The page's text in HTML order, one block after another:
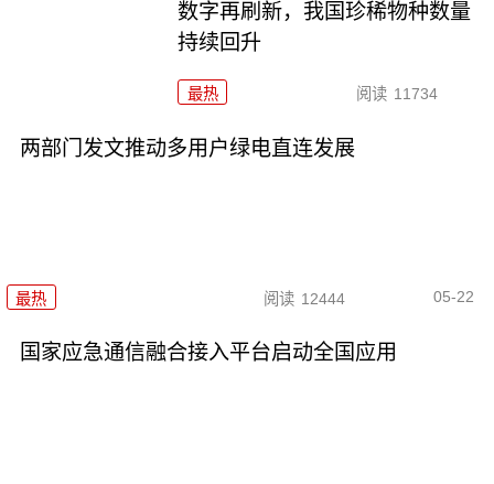
数字再刷新，我国珍稀物种数量
持续回升
最热 阅读 11734
两部门发文推动多用户绿电直连发展
最热 阅读 12444 05-22
国家应急通信融合接入平台启动全国应用